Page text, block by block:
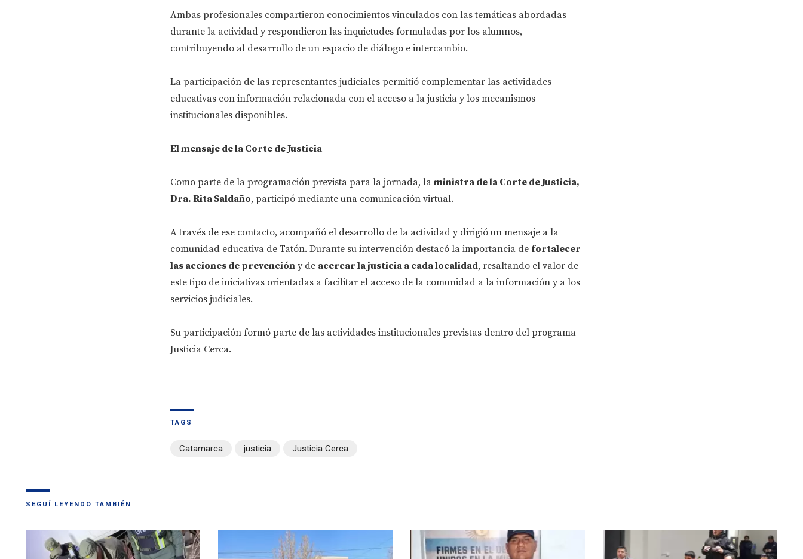
Ambas profesionales compartieron conocimientos vinculados con las temáticas abordadas
durante la actividad y respondieron las inquietudes formuladas por los alumnos,
contribuyendo al desarrollo de un espacio de diálogo e intercambio.
La participación de las representantes judiciales permitió complementar las actividades
educativas con información relacionada con el acceso a la justicia y los mecanismos
institucionales disponibles.
El mensaje de la Corte de Justicia
Como parte de la programación prevista para la jornada, la ministra de la Corte de Justicia,
Dra. Rita Saldaño, participó mediante una comunicación virtual.
A través de ese contacto, acompañó el desarrollo de la actividad y dirigió un mensaje a la
comunidad educativa de Tatón. Durante su intervención destacó la importancia de fortalecer
las acciones de prevencióny de acercar la justicia a cada localidad, resaltando el valor de
este tipo de iniciativas orientadas a facilitar el acceso de la comunidad a la información y a los
servicios judiciales.
Su participación formó parte de las actividades institucionales previstas dentro del programa
Justicia Cerca.
TAGS
Catamarca justicia Justicia Cerca
SEGUÍ LEYENDO TAMBIÉN